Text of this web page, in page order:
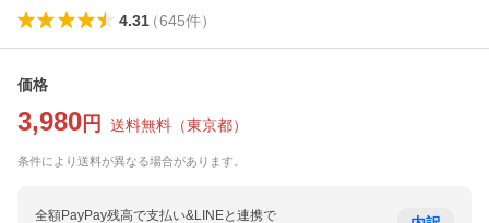
4.31（645件）
価格
3,980 円 送料無料 （東京都）
条件により送料が異なる場合があります。
全額PayPay残高で支払い&LINEと連携で